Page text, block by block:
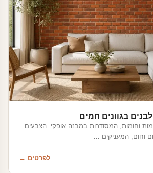
בגוונים חמים
וחומות, המסודרות במבנה אופקי. הצבעים
וחום, המעניקים …
לפרטים ←